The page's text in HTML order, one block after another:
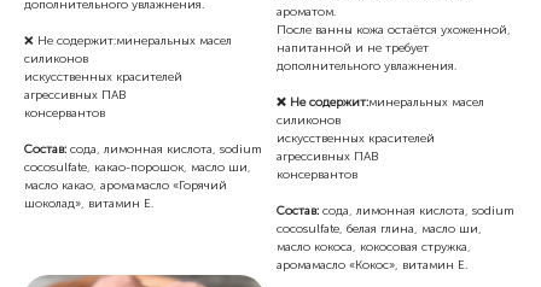
дополнительного увлажнения.
❌ Не содержит:минеральных масел
силиконов
искусственных красителей
агрессивных ПАВ
консервантов
Состав: сода, лимонная кислота, sodium
cocosulfate, какао-порошок, масло ши,
масло какао, аромамасло «Горячий
шоколад», витамин Е.
ароматом.
После ванны кожа остаётся ухоженной,
напитанной и не требует
дополнительного увлажнения.
❌ Не содержит:минеральных масел
силиконов
искусственных красителей
агрессивных ПАВ
консервантов
Состав: сода, лимонная кислота, sodium
cocosulfate, белая глина, масло ши,
масло кокоса, кокосовая стружка,
аромамасло «Кокос», витамин Е.